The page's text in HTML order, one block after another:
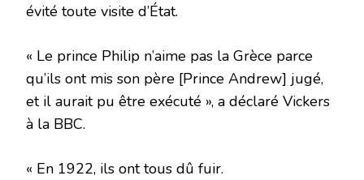
évité toute visite d’État.
« Le prince Philip n’aime pas la Grèce parce
qu’ils ont mis son père [Prince Andrew] jugé,
et il aurait pu être exécuté », a déclaré Vickers
à la BBC.
« En 1922, ils ont tous dû fuir.